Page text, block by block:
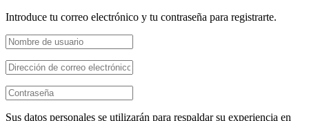
Introduce tu correo electrónico y tu contraseña para registrarte.
Sus datos personales se utilizarán para respaldar su experiencia en